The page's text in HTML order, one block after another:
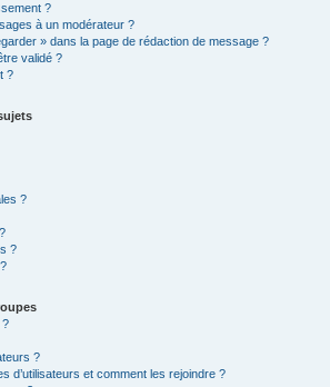
?
à un modérateur ?
» dans la page de rédaction de message ?
validé ?
?
?
?
?
?
d’utilisateurs et comment les rejoindre ?